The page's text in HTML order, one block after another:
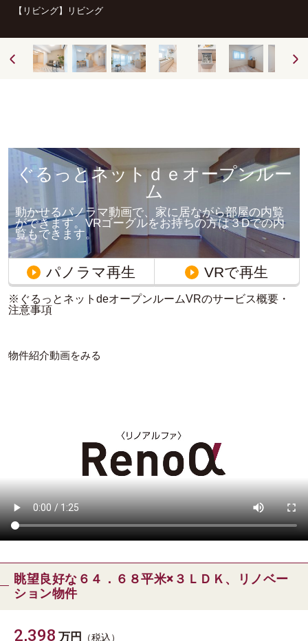
【リビング】リビング
ぐるっとネットｄｅオープンルー
ム
動かせるパノラマ動画で、家に居ながら部屋の内覧
ができます。VRゴーグルをお持ちの方は３Dでの内
覧もできます。
パノラマ再生 VRで再生
※ぐるっとネットdeオープンルームVRのサービス概要・
注意事項
物件紹介動画をみる
眺望良好な６４．６８平米×３ＬＤＫ、リノベー
ション物件
2,398 万円 （税込）